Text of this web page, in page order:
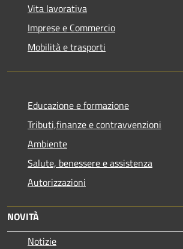
Vita lavorativa
Imprese e Commercio
Mobilità e trasporti
Educazione e formazione
Tributi,finanze e contravvenzioni
Ambiente
Salute, benessere e assistenza
Autorizzazioni
NOVITÀ
Notizie